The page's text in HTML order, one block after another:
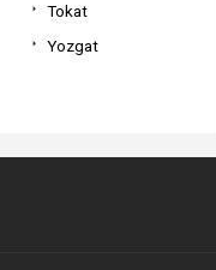
Tokat
Yozgat